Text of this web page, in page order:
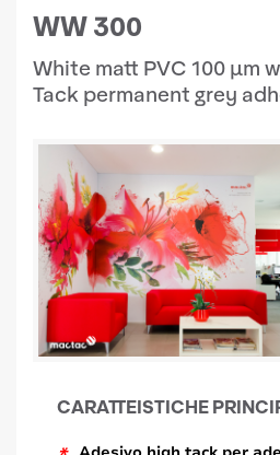
WW 300
White matt PVC 100 μm
Tack permanent grey
CARATTEISTICHE